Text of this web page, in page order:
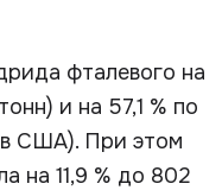
фталевого на
и на 57,1 % по
США). При этом
на 11,9 % до 802